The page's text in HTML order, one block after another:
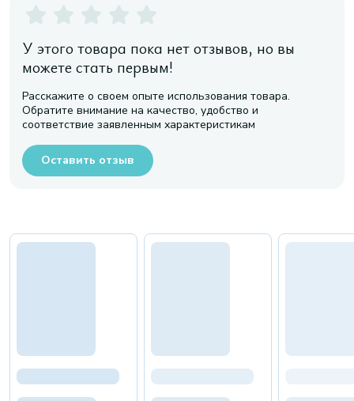
У этого товара пока нет отзывов, но вы
можете стать первым!
Расскажите о своем опыте использования товара.
Обратите внимание на качество, удобство и
соответствие заявленным характеристикам
Оставить отзыв